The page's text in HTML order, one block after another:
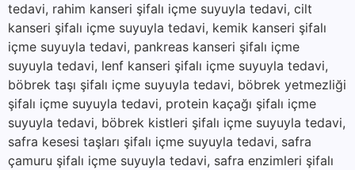
tedavi, rahim kanseri şifalı içme suyuyla tedavi, cilt
kanseri şifalı içme suyuyla tedavi, kemik kanseri şifalı
içme suyuyla tedavi, pankreas kanseri şifalı içme
suyuyla tedavi, lenf kanseri şifalı içme suyuyla tedavi,
böbrek taşı şifalı içme suyuyla tedavi, böbrek yetmezliği
şifalı içme suyuyla tedavi, protein kaçağı şifalı içme
suyuyla tedavi, böbrek kistleri şifalı içme suyuyla tedavi,
safra kesesi taşları şifalı içme suyuyla tedavi, safra
çamuru şifalı içme suyuyla tedavi, safra enzimleri şifalı